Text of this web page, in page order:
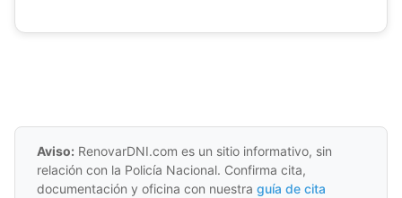
Aviso: RenovarDNI.com es un sitio informativo, sin
relación con la Policía Nacional. Confirma cita,
documentación y oficina con nuestra guía de cita